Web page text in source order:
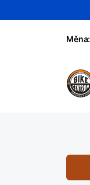
Měna: